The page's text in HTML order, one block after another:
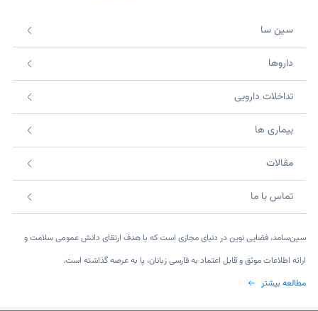
سین سا
داروها
تداخلات دارویی
بیماری ها
مقالات
تماس با ما
سین‌سامد، فضایی نوین در دنیای مجازی است که با هدف ارتقای دانش عمومی سلامت و
ارائه اطلاعات موثق و قابل اعتماد به فارسی زبانان، پا به عرصه گذاشته است.
مطالعه بیشتر